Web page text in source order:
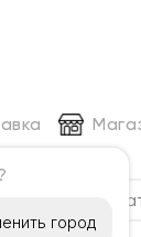
город